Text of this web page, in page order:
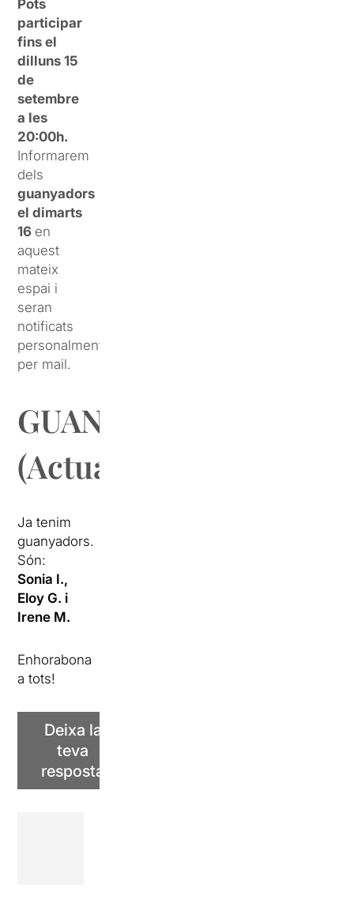
Pots
participar
fins el
dilluns 15
de
setembre
a les
20:00h.
Informarem
dels
guanyadors
el dimarts
16 en
aquest
mateix
espai i
seran
notificats
personalment
per mail.
GUANYADORS
(Actualitzat):
Ja tenim
guanyadors.
Són:
Sonia I.,
Eloy G. i
Irene M.
Enhorabona
a tots!
Deixa la
teva
resposta